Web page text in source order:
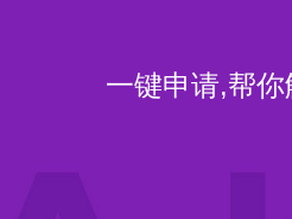
一键申请,帮